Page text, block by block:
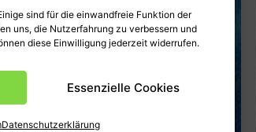
sind für die einwandfreie Funktion der
uns, die Nutzerfahrung zu verbessern und
diese Einwilligung jederzeit widerrufen.
Essenzielle Cookies
Datenschutzerklärung